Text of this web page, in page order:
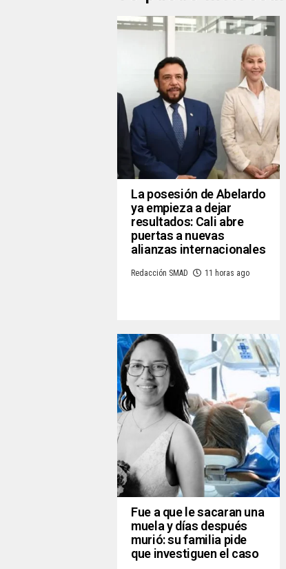
La posesión de Abelardo
ya empieza a dejar
resultados: Cali abre
puertas a nuevas
alianzas internacionales
Redacción SMAD 11 horas ago
Fue a que le sacaran una
muela y días después
murió: su familia pide
que investiguen el caso